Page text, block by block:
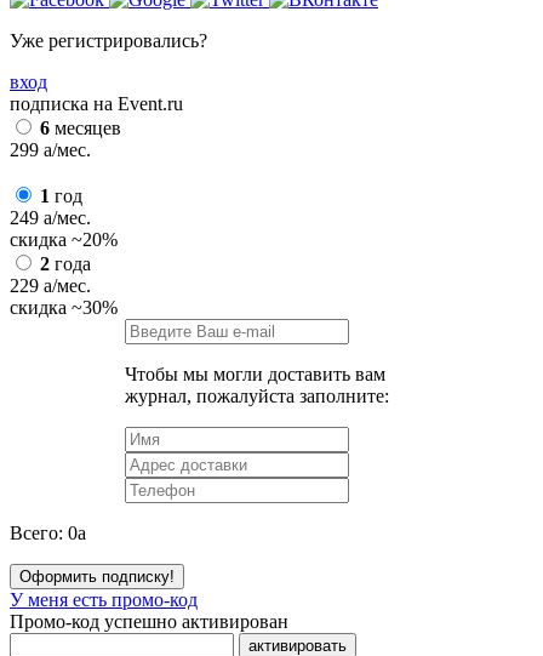
Уже регистрировались?
вход
подписка на Event.ru
6 месяцев
299 a/мес.
1 год
249 a/мес.
скидка ~20%
2 года
229 a/мес.
скидка ~30%
Чтобы мы могли доставить вам
журнал, пожалуйста заполните:
Всего: 0a
Оформить подписку!
У меня есть промо-код
Промо-код успешно активирован
активировать